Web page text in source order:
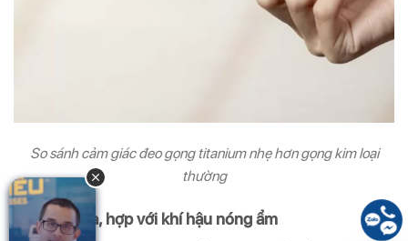
So sánh cảm giác đeo gọng titanium nhẹ hơn gọng kim loại
thường
2. Ít oxy hóa, hợp với khí hậu nóng ẩm